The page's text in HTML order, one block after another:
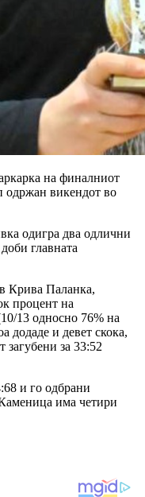
на финалниот
одржан викендот во
одигра два одлични
главната
Крива Паланка,
процент на
13 односно 76% на
додаде и девет скока,
загубени за 33:52
и го одбрани
има четири